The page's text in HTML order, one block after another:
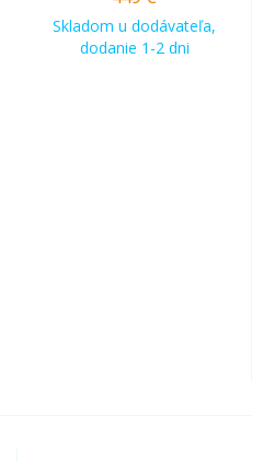
Skladom u dodávateľa,
dodanie 1-2 dni